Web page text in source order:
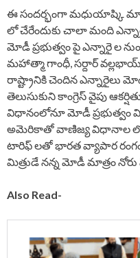
ఈ సందర్భంగా మధుయాష్కి
లో చేరేందుకు చాలా మంది
మోడీ ప్రభుత్వం పై ఎన్నారై ల
మహాత్మా గాంధీ, సర్దార్ వల్లభాయ్
రాష్ట్రానికి చెందిన ఎన్నారైలు
తెలుసుకుని కాంగ్రెస్ వైపు
విధానంలోనూ మోడీ ప్రభుత్వం
అమెరికాతో వాణిజ్య విధానాల లో
టారిఫ్ లతో భారత వ్యాపార రంగం
మిత్రుడే నన్న మోడీ మాత్రం
Also Read-